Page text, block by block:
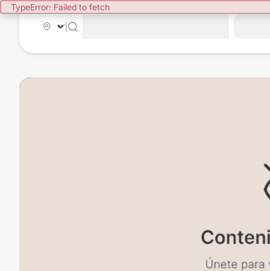
TypeError: Failed to fetch